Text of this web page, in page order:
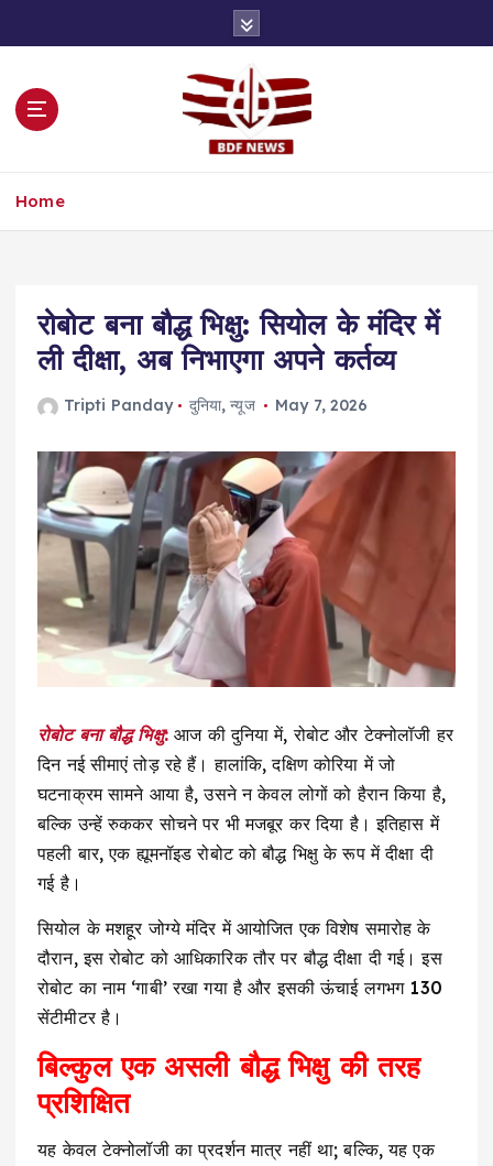
Home
रोबोट बना बौद्ध भिक्षु: सियोल के मंदिर में
ली दीक्षा, अब निभाएगा अपने कर्तव्य
Tripti Panday दुनिया,न्यूज May 7, 2026
रोबोट बना बौद्ध भिक्षु: आज की दुनिया में, रोबोट और टेक्नोलॉजी हर
दिन नई सीमाएं तोड़ रहे हैं। हालांकि, दक्षिण कोरिया में जो
घटनाक्रम सामने आया है, उसने न केवल लोगों को हैरान किया है,
बल्कि उन्हें रुककर सोचने पर भी मजबूर कर दिया है। इतिहास में
पहली बार, एक ह्यूमनॉइड रोबोट को बौद्ध भिक्षु के रूप में दीक्षा दी
गई है।
सियोल के मशहूर जोग्ये मंदिर में आयोजित एक विशेष समारोह के
दौरान, इस रोबोट को आधिकारिक तौर पर बौद्ध दीक्षा दी गई। इस
रोबोट का नाम ‘गाबी’ रखा गया है और इसकी ऊंचाई लगभग 130
सेंटीमीटर है।
बिल्कुल एक असली बौद्ध भिक्षु की तरह
प्रशिक्षित
यह केवल टेक्नोलॉजी का प्रदर्शन मात्र नहीं था; बल्कि, यह एक